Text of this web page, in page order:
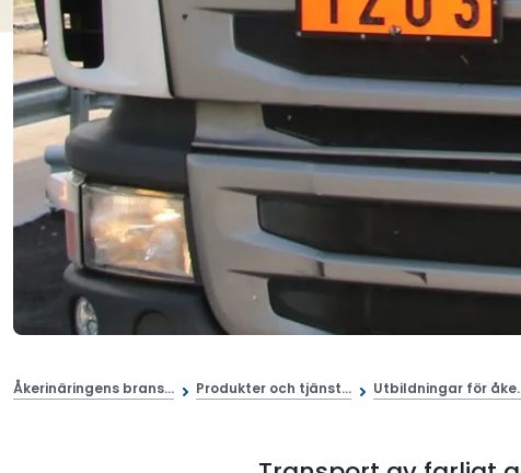
Åkerinäringens brans... Produkter och tjänst... Utbildningar för